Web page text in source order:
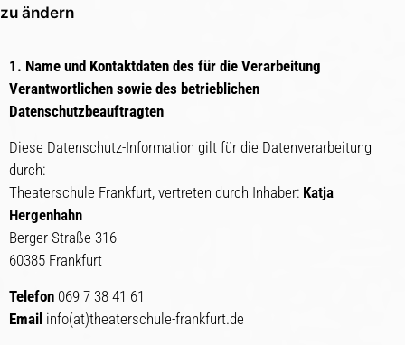
zu ändern
1. Name und Kontaktdaten des für die Verarbeitung
Verantwortlichen sowie des betrieblichen
Datenschutzbeauftragten
Diese Datenschutz-Information gilt für die Datenverarbeitung
durch:
Theaterschule Frankfurt, vertreten durch Inhaber: Katja
Hergenhahn
Berger Straße 316
60385 Frankfurt
Telefon 069 7 38 41 61
Email info(at)theaterschule-frankfurt.de